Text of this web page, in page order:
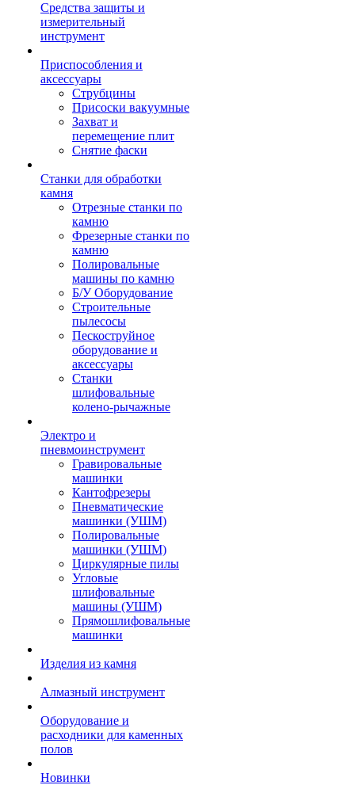
Средства защиты и
измерительный
инструмент
Приспособления и
аксессуары
Струбцины
Присоски вакуумные
Захват и
перемещение плит
Снятие фаски
Станки для обработки
камня
Отрезные станки по
камню
Фрезерные станки по
камню
Полировальные
машины по камню
Б/У Оборудование
Строительные
пылесосы
Пескоструйное
оборудование и
аксессуары
Станки
шлифовальные
колено-рычажные
Электро и
пневмоинструмент
Гравировальные
машинки
Кантофрезеры
Пневматические
машинки (УШМ)
Полировальные
машинки (УШМ)
Циркулярные пилы
Угловые
шлифовальные
машины (УШМ)
Прямошлифовальные
машинки
Изделия из камня
Алмазный инструмент
Оборудование и
расходники для каменных
полов
Новинки